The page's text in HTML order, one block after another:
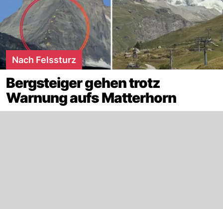
Nach Felssturz
Bergsteiger gehen trotz
Warnung aufs Matterhorn